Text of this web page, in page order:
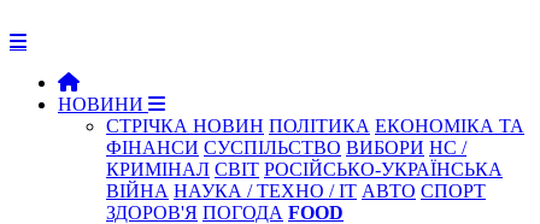
НОВИНИ
СТРІЧКА НОВИН ПОЛІТИКА ЕКОНОМІКА ТА
ФІНАНСИ СУСПІЛЬСТВО ВИБОРИ НС /
КРИМІНАЛ СВІТ РОСІЙСЬКО-УКРАЇНСЬКА
ВІЙНА НАУКА / ТЕХНО / IT АВТО СПОРТ
ЗДОРОВ'Я ПОГОДА FOOD